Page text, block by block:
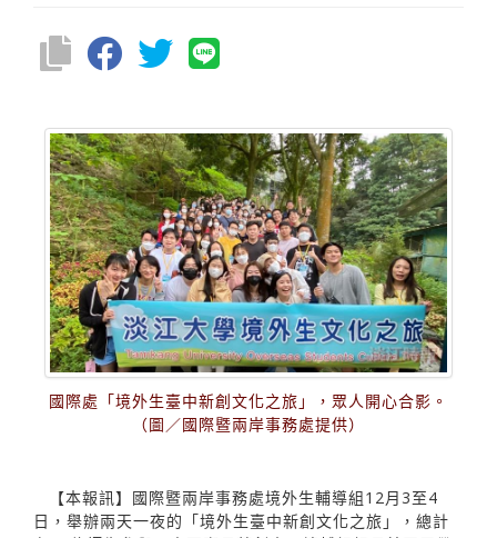
國際處「境外生臺中新創文化之旅」，眾人開心合影。
（圖／國際暨兩岸事務處提供）
【本報訊】國際暨兩岸事務處境外生輔導組12月3至4
日，舉辦兩天一夜的「境外生臺中新創文化之旅」，總計